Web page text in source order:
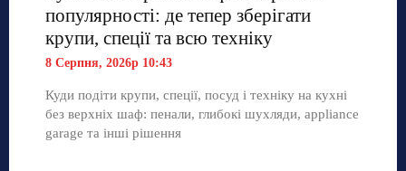
популярності: де тепер зберігати
крупи, спеції та всю техніку
8 Серпня, 2026р 10:43
Куди подіти крупи, спеції, посуд і техніку на кухні
без верхніх шаф: пенали, глибокі шухляди, appliance
garage та інші рішення